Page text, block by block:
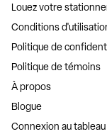
Louez votre
Conditions
Politique de
Politique de témoins
À propos
Blogue
Connexion au